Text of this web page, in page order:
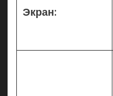
Экран: